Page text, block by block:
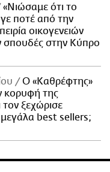
«Νιώσαμε ότι το
ποτέ από την
οικογενειών
σπουδές στην Κύπρο
Ο «Καθρέφτης»
κορυφή της
ξεχώρισε
best sellers;